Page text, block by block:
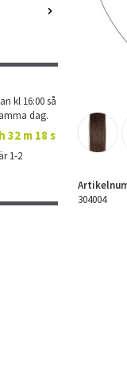
kl 16:00 så
dag.
32 m 18 s
1-2
304004